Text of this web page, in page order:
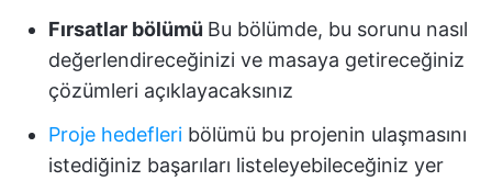
Fırsatlar bölümü Bu bölümde, bu sorunu nasıl
değerlendireceğinizi ve masaya getireceğiniz
çözümleri açıklayacaksınız
Proje hedefleri bölümü bu projenin ulaşmasını
istediğiniz başarıları listeleyebileceğiniz yer